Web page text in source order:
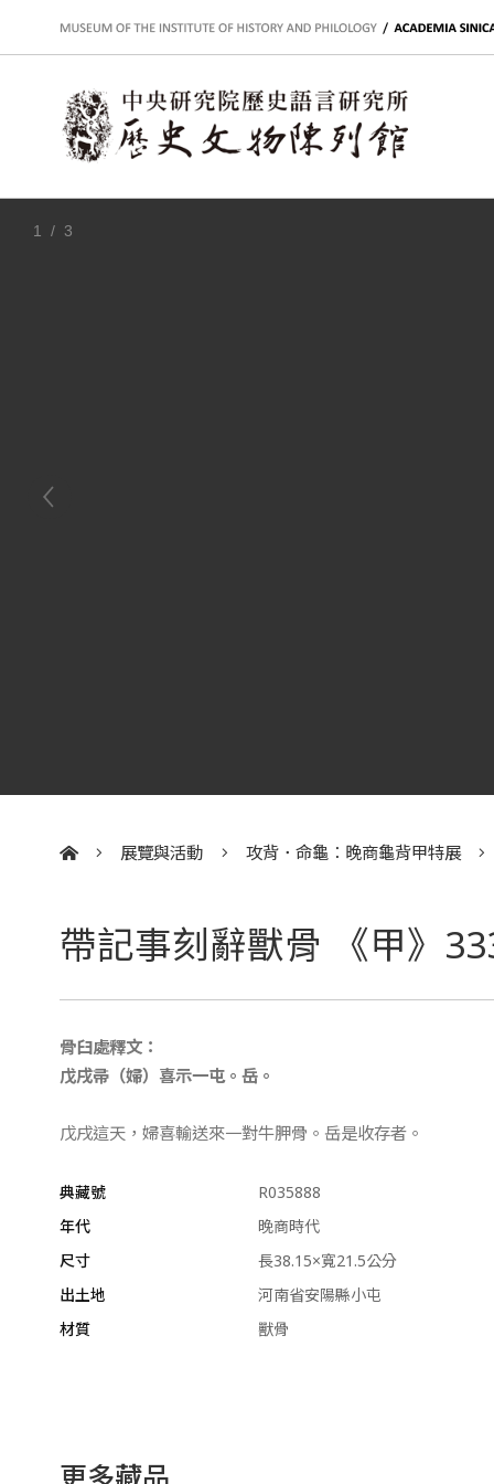
:::
1 / 3
展覽與活動 攻背．命龜：晚商龜背甲特展
帶記事刻辭獸骨 《甲》
骨臼處釋文：
戊戌帚（婦）喜示一屯。岳。
戊戌這天，婦喜輸送來一對牛胛骨。岳是收存者。
典藏號
R035888
年代
晚商時代
尺寸
長38.15×寬21.5公分
出土地
河南省安陽縣小屯
材質
獸骨
更多藏品